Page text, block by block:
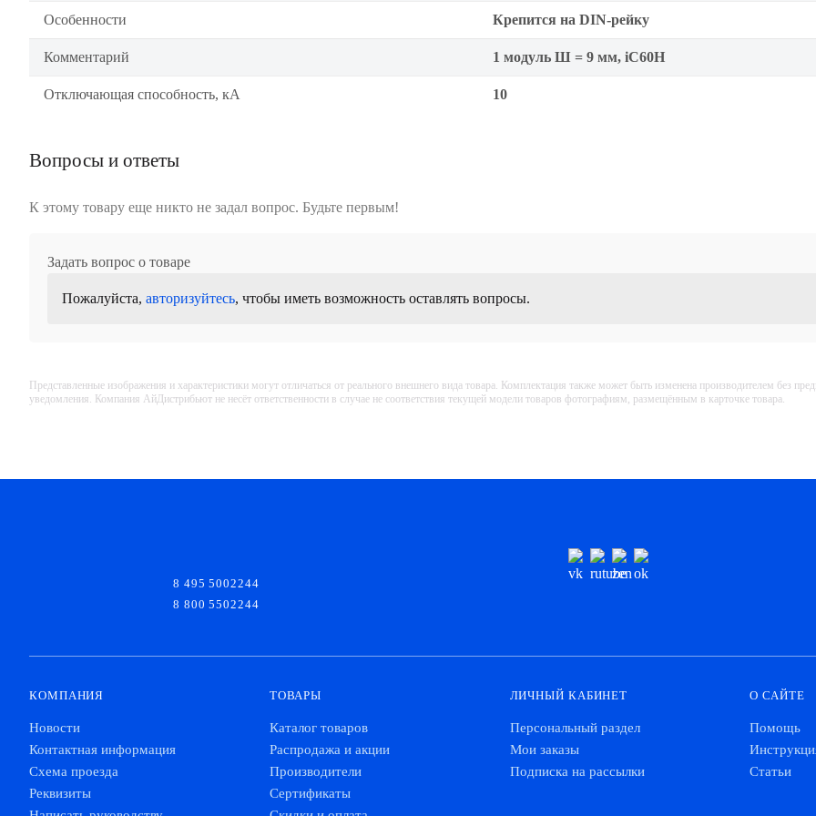
Особенности Крепится на DIN-рейку
Комментарий 1 модуль Ш = 9 мм, iC60H
Отключающая способность, кА 10
Вопросы и ответы
К этому товару еще никто не задал вопрос. Будьте первым!
Задать вопрос о товаре
Пожалуйста, авторизуйтесь, чтобы иметь возможность оставлять вопросы.
Представленные изображения и характеристики могут отличаться от реального внешнего вида товара. Комплектация также может быть изменена производителем без
уведомления. Компания АйДистрибьют не несёт ответственности в случае не соответствия текущей модели товаров фотографиям, размещённым в карточке товара.
8 495 5002244
8 800 5502244
КОМПАНИЯ
Новости
Контактная информация
Схема проезда
Реквизиты
ТОВАРЫ
Каталог товаров
Распродажа и акции
Производители
Сертификаты
ЛИЧНЫЙ КАБИНЕТ
Персональный раздел
Мои заказы
Подписка на рассылки
О САЙТЕ
Помощь
Статьи